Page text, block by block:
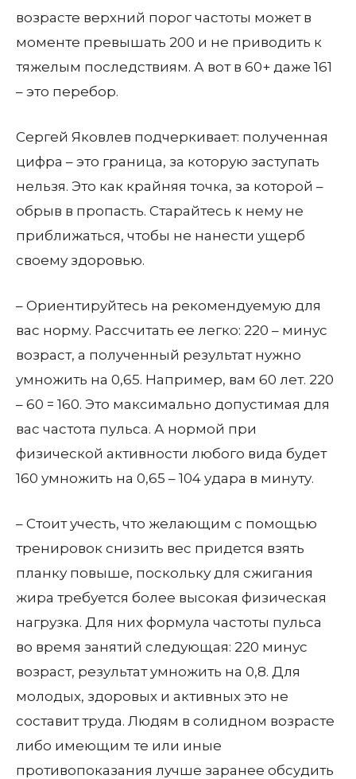
возрасте верхний порог частоты может в
моменте превышать 200 и не приводить к
тяжелым последствиям. А вот в 60+ даже 161
– это перебор.
Сергей Яковлев подчеркивает: полученная
цифра – это граница, за которую заступать
нельзя. Это как крайняя точка, за которой –
обрыв в пропасть. Старайтесь к нему не
приближаться, чтобы не нанести ущерб
своему здоровью.
– Ориентируйтесь на рекомендуемую для
вас норму. Рассчитать ее легко: 220 – минус
возраст, а полученный результат нужно
умножить на 0,65. Например, вам 60 лет. 220
– 60 = 160. Это максимально допустимая для
вас частота пульса. А нормой при
физической активности любого вида будет
160 умножить на 0,65 – 104 удара в минуту.
– Стоит учесть, что желающим с помощью
тренировок снизить вес придется взять
планку повыше, поскольку для сжигания
жира требуется более высокая физическая
нагрузка. Для них формула частоты пульса
во время занятий следующая: 220 минус
возраст, результат умножить на 0,8. Для
молодых, здоровых и активных это не
составит труда. Людям в солидном возрасте
либо имеющим те или иные
противопоказания лучше заранее обсудить